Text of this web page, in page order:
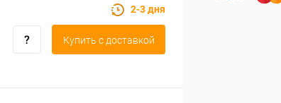
2-3 дня
Купить c доставкой